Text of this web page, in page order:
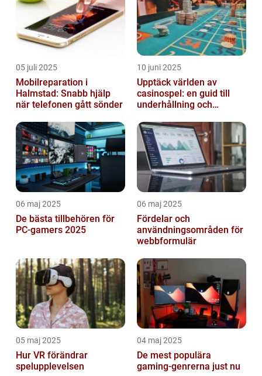
05 juli 2025
Mobilreparation i
Halmstad: Snabb hjälp
när telefonen gått sönder
10 juni 2025
Upptäck världen av
casinospel: en guid till
underhållning och
06 maj 2025
De bästa tillbehören för
PC-gamers 2025
06 maj 2025
Fördelar och
användningsområden för
webbformulär
05 maj 2025
Hur VR förändrar
spelupplevelsen
04 maj 2025
De mest populära
gaming-genrerna just nu